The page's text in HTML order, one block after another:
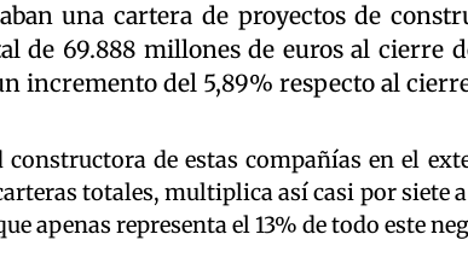
una cartera de proyectos de
de 69.888 millones de euros al cierre
incremento del 5,89% respecto al
constructora de estas compañías en el
totales, multiplica así casi por siete
apenas representa el 13% de todo este